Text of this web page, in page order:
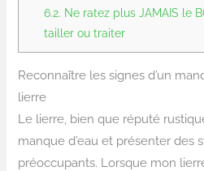
6.2. Ne ratez plus JAMAIS le
tailler ou traiter
Reconnaître les signes d’un
lierre
Le lierre, bien que réputé
manque d’eau et présenter des
préoccupants. Lorsque mon